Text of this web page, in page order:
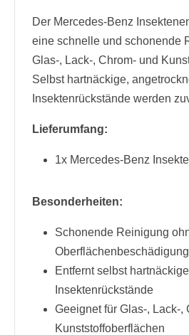
Der Mercedes-Benz
eine schnelle und schonende
Glas-, Lack-, Chrom- und
Selbst hartnäckige,
Insektenrückstände werden
Lieferumfang:
1x Mercedes-Benz
Besonderheiten:
Schonende Reinigung
Oberflächenbeschädigung
Entfernt selbst
Insektenrückstände
Geeignet für Glas-, Lack-,
Kunststoffoberflächen